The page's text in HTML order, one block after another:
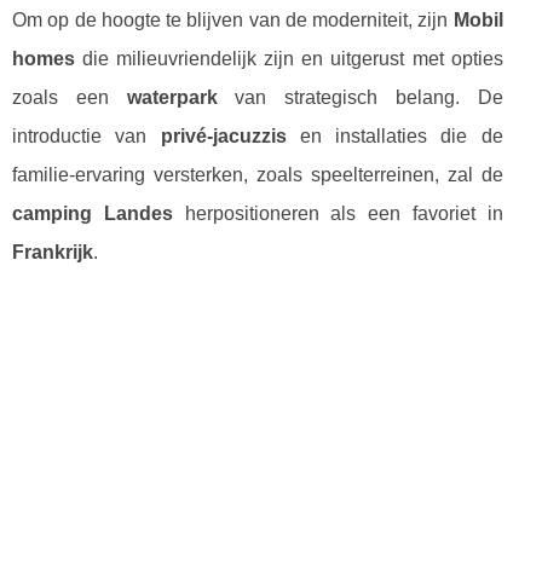
Om op de hoogte te blijven van de moderniteit, zijn Mobil
homes die milieuvriendelijk zijn en uitgerust met opties
zoals een waterparkvan strategisch belang. De
introductie van privé-jacuzzisen installaties die de
familie-ervaring versterken, zoals speelterreinen, zal de
camping Landesherpositioneren als een favoriet in
Frankrijk.